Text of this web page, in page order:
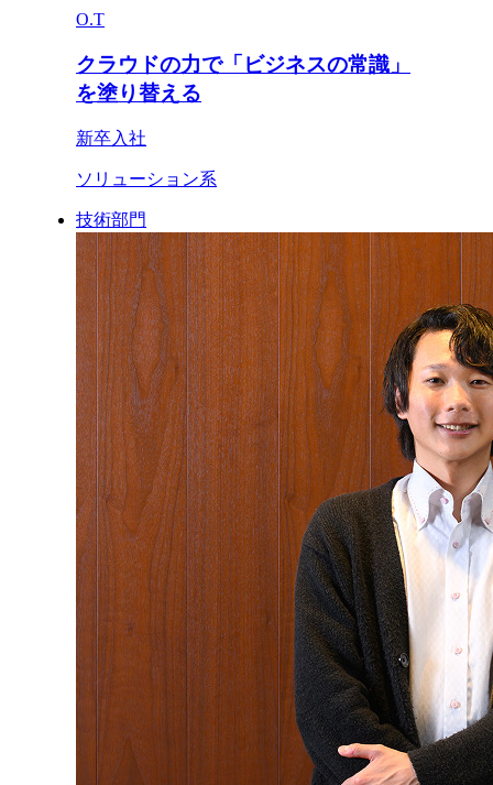
O.T
クラウドの力で「ビジネスの常識」
を塗り替える
新卒入社
ソリューション系
技術部門